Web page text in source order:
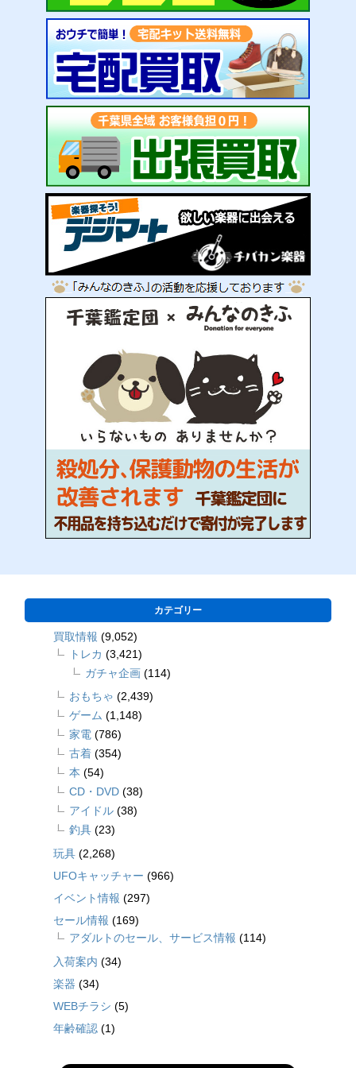
カテゴリー
買取情報 (9,052)
トレカ (3,421)
ガチャ企画 (114)
おもちゃ (2,439)
ゲーム (1,148)
家電 (786)
古着 (354)
本 (54)
CD・DVD (38)
アイドル (38)
釣具 (23)
玩具 (2,268)
UFOキャッチャー (966)
イベント情報 (297)
セール情報 (169)
アダルトのセール、サービス情報 (114)
入荷案内 (34)
楽器 (34)
WEBチラシ (5)
年齢確認 (1)